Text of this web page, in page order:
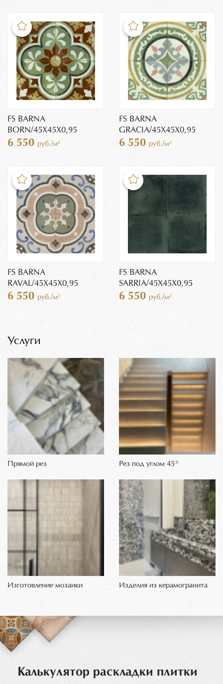
FS BARNA
BORN/45X45X0,95
6 550 руб./м²
FS BARNA
GRACIA/45X45X0,95
6 550 руб./м²
FS BARNA
RAVAL/45X45X0,95
6 550 руб./м²
FS BARNA
SARRIA/45X45X0,95
6 550 руб./м²
Услуги
Прямой рез Рез под углом 45°
Изготовление мозаики Изделия из керамогранита
Калькулятор раскладки плитки